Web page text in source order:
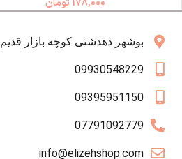
178,000 تومان
بوشهر دهدشتی کوچه بازار قدیم 1 کوچه سه بلادی پلاک صفر همکف
09930548229
09395951150
07791092779
info@elizehshop.com